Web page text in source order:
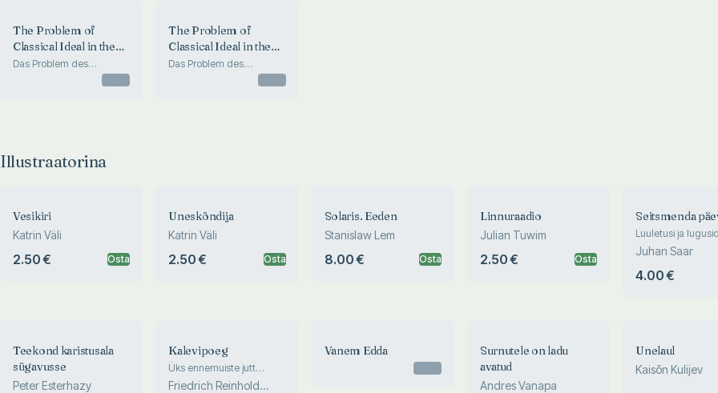
The Problem of
Classical Ideal in the
Art and Architecture of
the Countries around
Das Problem des
klassischen Ideals in der
Kunst und Architektur der
The Problem of
Classical Ideal in the
Art and Architecture of
the Countries around
Das Problem des
klassischen Ideals in der
Kunst und Architektur der
Illustraatorina
Vesikiri
Katrin Väli
2.50 € Osta
Uneskõndija
Katrin Väli
2.50 € Osta
Solaris. Eeden
Stanislaw Lem
8.00 € Osta
Linnuraadio
Julian Tuwim
2.50 € Osta
Seitsmenda
Luuletusi ja
kolme
1986
Juhan Saar
4.00 €
Teekond karistusala
sügavusse
Peter Esterhazy
Kalevipoeg
Üks ennemuiste jutt
kahekünes laulus
Friedrich Reinhold
Vanem Edda
Surnutele on ladu
avatud
Andres Vanapa
Unelaul
Kaisõn Kulijev